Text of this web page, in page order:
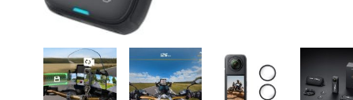
ΠΡΟΣΩΠΙΚΗ ΦΡΟΝΤΙΔΑ